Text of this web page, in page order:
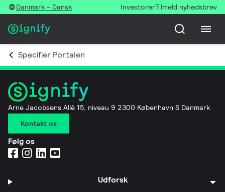
Danmark - Dansk InvestorerTilmeld nyhedsbrev
Specifier Portalen
Arne Jacobsens Allé 15, niveau 9 2300 København S Danmark
Kontakt os
Følg os
Udforsk